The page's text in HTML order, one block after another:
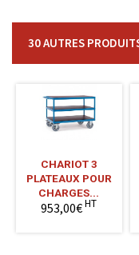
30 AUTRES
CHARIOT 3
PLATEAUX POUR
CHARGES...
953,00€HT